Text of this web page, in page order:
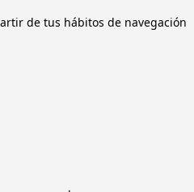
de tus hábitos de navegación